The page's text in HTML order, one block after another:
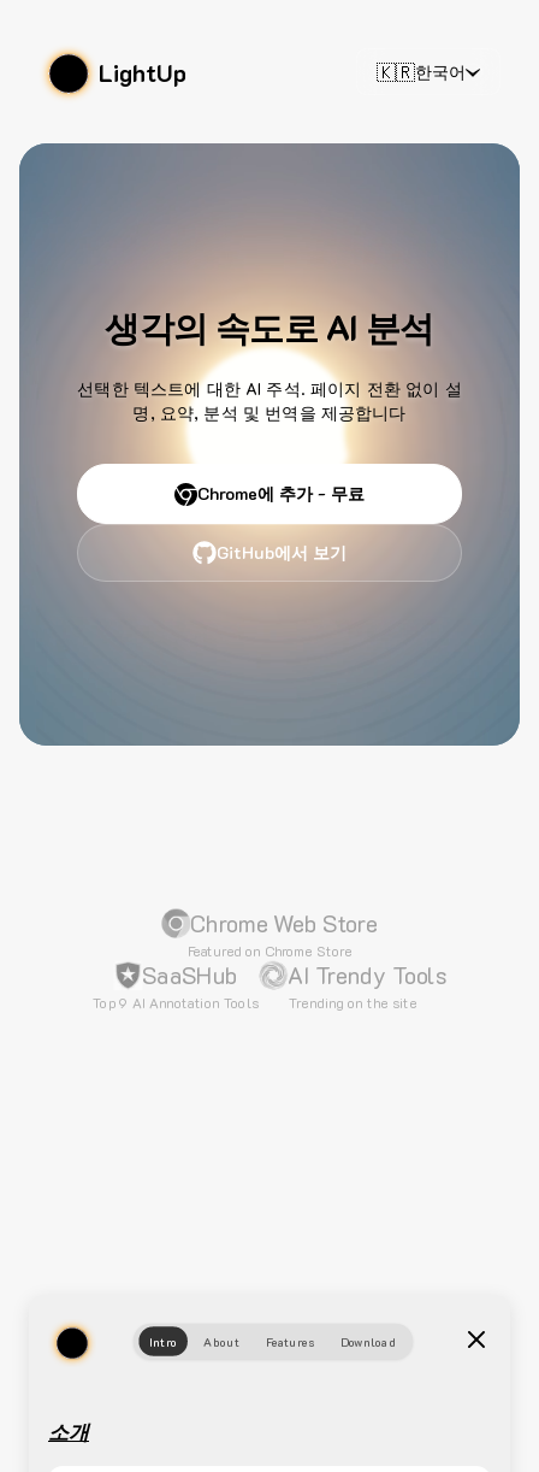
LightUp 🇰🇷한국어
생각의 속도로 AI 분석
선택한 텍스트에 대한 AI 주석. 페이지 전환 없이 설
명, 요약, 분석 및 번역을 제공합니다
Chrome에 추가 - 무료
GitHub에서 보기
Chrome Web Store
Featured on Chrome Store
SaaSHub
Top 9 AI Annotation Tools
AI Trendy Tools
Trending on the site
Intro About Features Download
소개